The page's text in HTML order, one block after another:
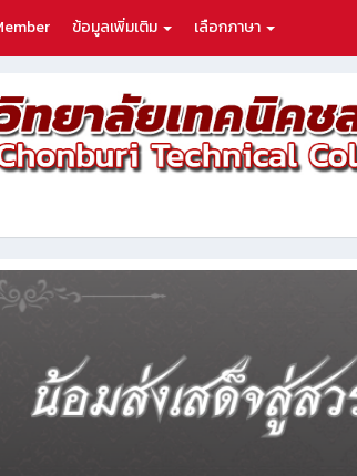
ข้อมูลเพิ่มเติม เลือกภาษา